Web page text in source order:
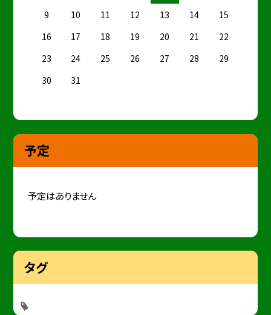
9
10 11 12 13 14
15
16
17 18 19 20 21
22
23
24 25 26 27 28
29
30
31
予定
予定はありません
タグ